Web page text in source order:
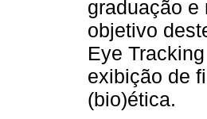
graduação e
objetivo
Eye
exibição de
(bio)ética.